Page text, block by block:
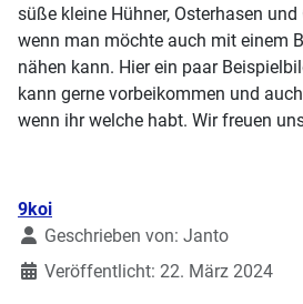
süße kleine Hühner, Osterhasen und
wenn man möchte auch mit einem
nähen kann. Hier ein paar
kann gerne vorbeikommen und
wenn ihr welche habt. Wir freuen
Details
9koi
Geschrieben von: Janto
Veröffentlicht: 22. März 2024